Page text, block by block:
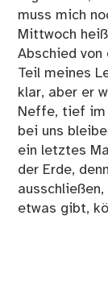
muss mich
Mittwoch
Abschied von
Teil meines
klar, aber er
Neffe, tief im
bei uns
ein letztes
der Erde,
etwas gibt,